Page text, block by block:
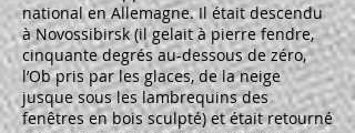
national en Allemagne. Il était descendu
à Novossibirsk (il gelait à pierre fendre,
cinquante degrés au-dessous de zéro,
l’Ob pris par les glaces, de la neige
jusque sous les lambrequins des
fenêtres en bois sculpté) et était retourné